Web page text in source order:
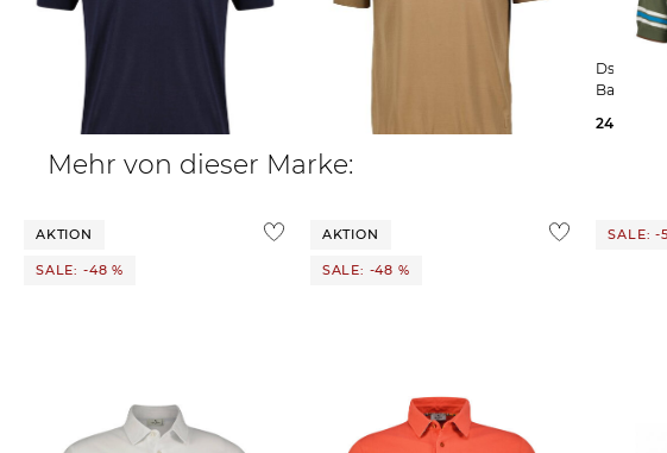
950,00 €
950,00 €
Dsquared2 | Herren
249,99 €
Mehr von dieser Marke:
AKTION
SALE: -48 %
AKTION
SALE: -48 %
SALE: -